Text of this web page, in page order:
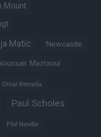
Mount
Matic Newcastle
Mazraoui
Omar Berrada
Paul Scholes
Phil Neville